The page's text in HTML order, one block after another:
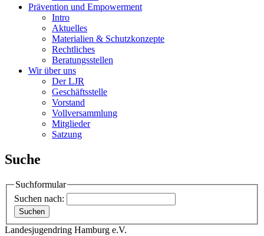
Prävention und Empowerment
Intro
Aktuelles
Materialien & Schutzkonzepte
Rechtliches
Beratungsstellen
Wir über uns
Der LJR
Geschäftsstelle
Vorstand
Vollversammlung
Mitglieder
Satzung
Suche
Suchformular
Suchen nach:
Landesjugendring Hamburg e.V.